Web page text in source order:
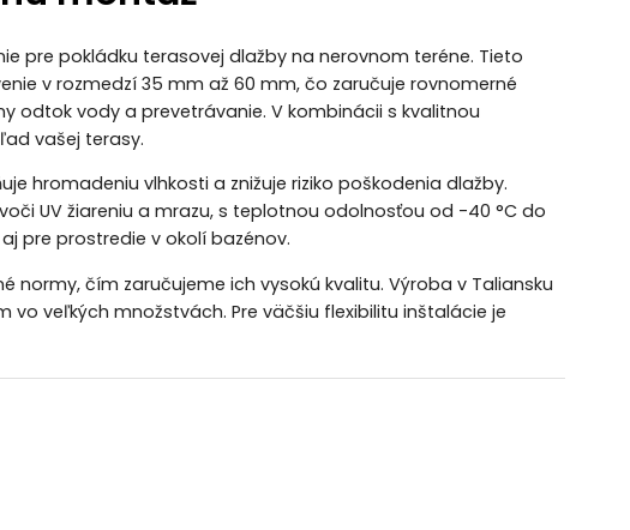
pre pokládku terasovej dlažby na nerovnom teréne. Tieto
v rozmedzí 35 mm až 60 mm, čo zaručuje rovnomerné
odtok vody a prevetrávanie. V kombinácii s kvalitnou
vašej terasy.
hromadeniu vlhkosti a znižuje riziko poškodenia dlažby.
UV žiareniu a mrazu, s teplotnou odolnosťou od -40 °C do
pre prostredie v okolí bazénov.
normy, čím zaručujeme ich vysokú kvalitu. Výroba v Taliansku
veľkých množstvách. Pre väčšiu flexibilitu inštalácie je